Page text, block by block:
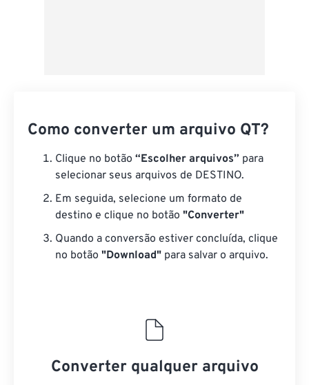
Como converter um arquivo QT?
Clique no botão “Escolher arquivos” para
selecionar seus arquivos de DESTINO.
Em seguida, selecione um formato de
destino e clique no botão "Converter"
Quando a conversão estiver concluída, clique
no botão "Download" para salvar o arquivo.
Converter qualquer arquivo